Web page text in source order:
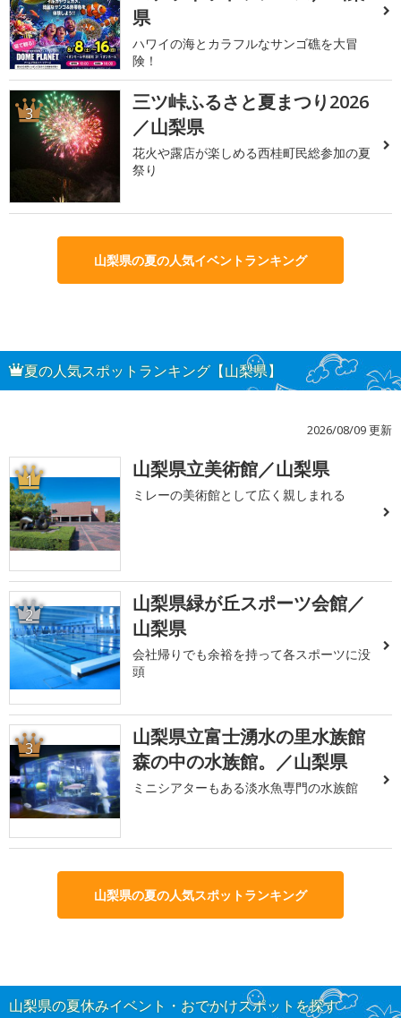
県
ハワイの海とカラフルなサンゴ礁を大冒
険！
3
三ツ峠ふるさと夏まつり2026
／山梨県
花火や露店が楽しめる西桂町民総参加の夏
祭り
山梨県の夏の人気イベントランキング
夏の人気スポットランキング【山梨県】
2026/08/09 更新
1 山梨県立美術館／山梨県
ミレーの美術館として広く親しまれる
2
山梨県緑が丘スポーツ会館／
山梨県
会社帰りでも余裕を持って各スポーツに没
頭
3
山梨県立富士湧水の里水族館
森の中の水族館。／山梨県
ミニシアターもある淡水魚専門の水族館
山梨県の夏の人気スポットランキング
山梨県の夏休みイベント・おでかけスポットを探す